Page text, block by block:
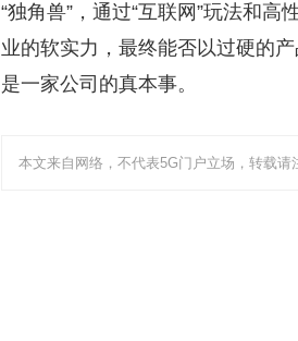
“独角兽”，通过“互联网”玩法和
业的软实力，最终能否以过硬的
是一家公司的真本事。
本文来自网络，不代表5G门户立场，转载请